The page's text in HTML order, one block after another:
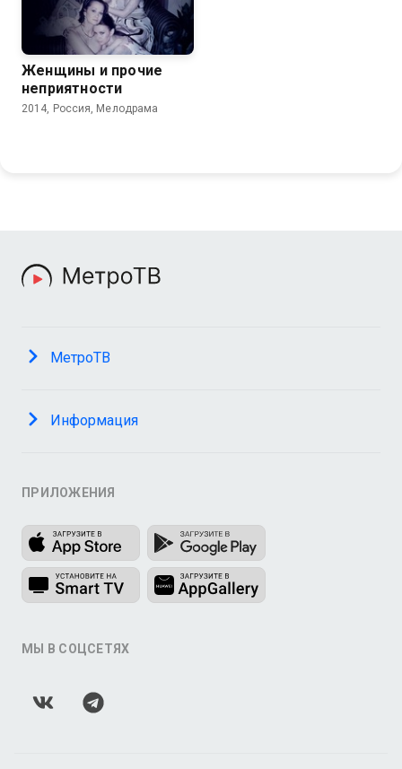
Женщины и прочие
неприятности
2014, Россия, Мелодрама
МетроТВ
Информация
ПРИЛОЖЕНИЯ
МЫ В СОЦСЕТЯХ